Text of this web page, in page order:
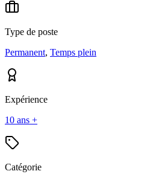
Type de poste
Permanent, Temps plein
Expérience
10 ans +
Catégorie